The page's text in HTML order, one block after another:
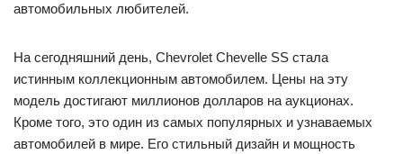
автомобильных любителей.
На сегодняшний день, Chevrolet Chevelle SS стала
истинным коллекционным автомобилем. Цены на эту
модель достигают миллионов долларов на аукционах.
Кроме того, это один из самых популярных и узнаваемых
автомобилей в мире. Его стильный дизайн и мощность